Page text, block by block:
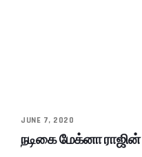
JUNE 7, 2020
நடிகை மேக்னா